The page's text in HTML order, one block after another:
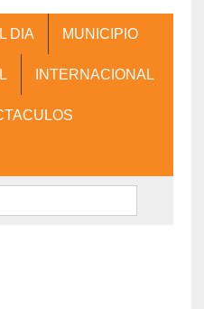
DIA MUNICIPIO
INTERNACIONAL